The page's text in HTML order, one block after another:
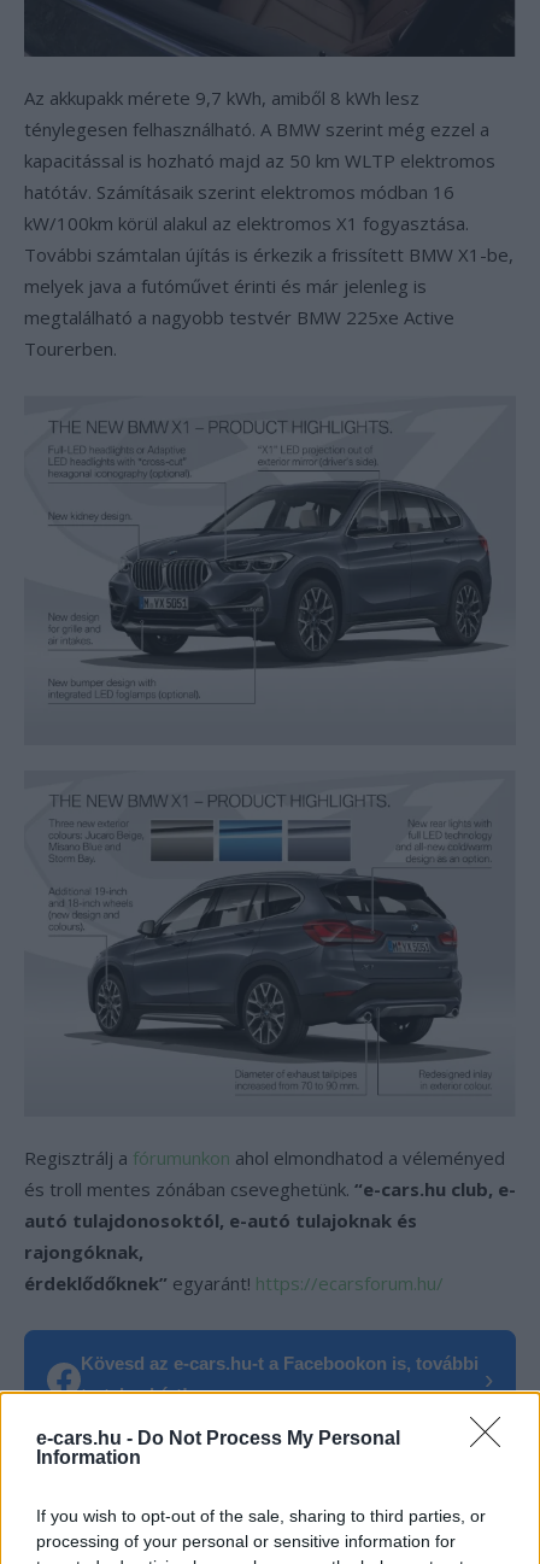
e-cars.hu - Do Not Process My Personal
Information
If you wish to opt-out of the sale, sharing to third parties, or
processing of your personal or sensitive information for
Az akkupakk mérete 9,7 kWh, amiből 8 kWh lesz
ténylegesen felhasználható. A BMW szerint még ezzel a
kapacitással is hozható majd az 50 km WLTP elektromos
hatótáv. Számításaik szerint elektromos módban 16
kW/100km körül alakul az elektromos X1 fogyasztása.
További számtalan újítás is érkezik a frissített BMW X1-be,
melyek java a futóművet érinti és már jelenleg is
megtalálható a nagyobb testvér BMW 225xe Active
Tourerben.
Regisztrálj a fórumunkon ahol elmondhatod a véleményed
és troll mentes zónában cseveghetünk. “e-cars.hu club, e-
autó tulajdonosoktól, e-autó tulajoknak és
rajongóknak,
érdeklődőknek” egyaránt! https://ecarsforum.hu/
Kövesd az e-cars.hu-t a Facebookon is, további
tartalmakért!
›